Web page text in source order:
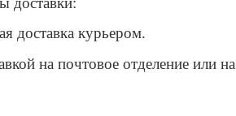
доставка курьером.
на почтовое отделение или